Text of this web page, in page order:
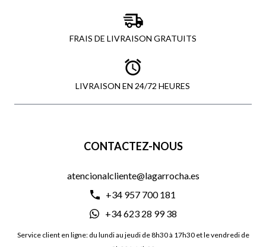
FRAIS DE LIVRAISON GRATUITS
LIVRAISON EN 24/72 HEURES
CONTACTEZ-NOUS
atencionalcliente@lagarrocha.es
+34 957 700 181
+34 623 28 99 38
Service client en ligne: du lundi au jeudi de 8h30 à 17h30 et le vendredi de